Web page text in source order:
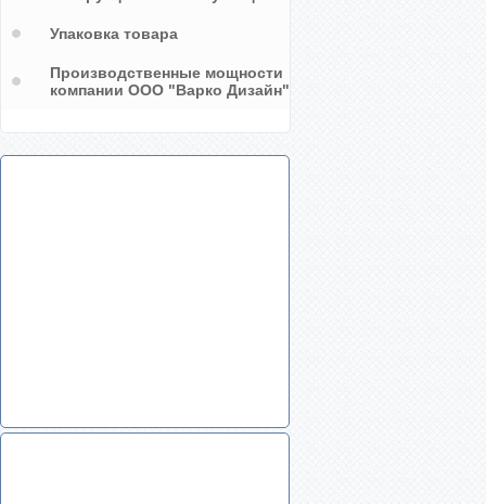
Упаковка товара
Производственные мощности
компании ООО "Варко Дизайн"